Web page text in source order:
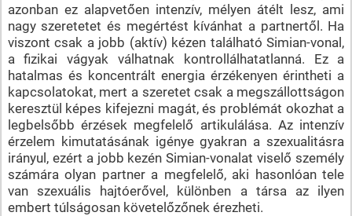
azonban ez alapvetően intenzív, mélyen átélt lesz, ami
nagy szeretetet és megértést kívánhat a partnertől. Ha
viszont csak a jobb (aktív) kézen található Simian-vonal,
a fizikai vágyak válhatnak kontrollálhatatlanná. Ez a
hatalmas és koncentrált energia érzékenyen érintheti a
kapcsolatokat, mert a szeretet csak a megszállottságon
keresztül képes kifejezni magát, és problémát okozhat a
legbelsőbb érzések megfelelő artikulálása. Az intenzív
érzelem kimutatásának igénye gyakran a szexualitásra
irányul, ezért a jobb kezén Simian-vonalat viselő személy
számára olyan partner a megfelelő, aki hasonlóan tele
van szexuális hajtóerővel, különben a társa az ilyen
embert túlságosan követelőzőnek érezheti.